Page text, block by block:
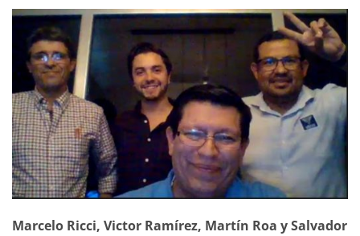
Marcelo Ricci, Victor Ramírez, Martín Roa y Salvador